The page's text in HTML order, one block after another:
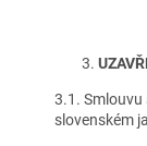
3.1. Smlouvu
slovenském